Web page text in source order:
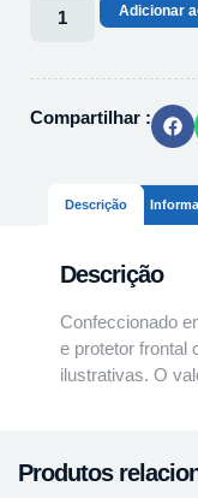
Adicionar
Compartilhar :
Descrição
Descrição
Confeccionado
e protetor frontal
ilustrativas. O
Produtos